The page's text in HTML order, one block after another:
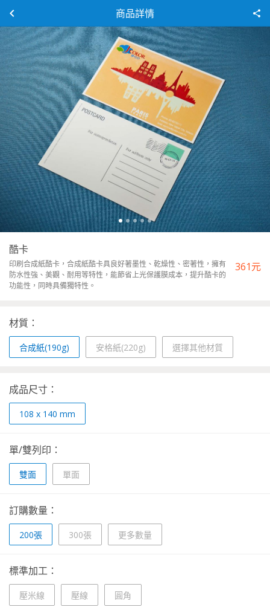
商品詳情
酷卡
印刷合成紙酷卡，合成紙酷卡具良好著墨性、乾燥性、密著性，擁有
防水性強、美觀、耐用等特性，能節省上光保護膜成本，提升酷卡的
功能性，同時具備獨特性。
361元
材質：
合成紙(190g) 安格紙(220g) 選擇其他材質
成品尺寸：
108 x 140 mm
單/雙列印：
雙面 單面
訂購數量：
200張 300張 更多數量
標準加工：
壓米線 壓線 圓角